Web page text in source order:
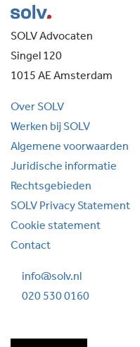
SOLV Advocaten
Singel 120
1015 AE Amsterdam
Over SOLV
Werken bij SOLV
Algemene voorwaarden
Juridische informatie
Rechtsgebieden
SOLV Privacy Statement
Cookie statement
Contact
info@solv.nl
020 530 0160